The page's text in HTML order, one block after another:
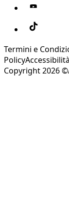
Termini e
PolicyAccessibilità
Copyright 2026